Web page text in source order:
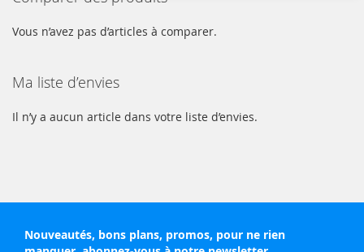
la
page
Vous n’avez pas d’articles à comparer.
Ma liste d’envies
Il n’y a aucun article dans votre liste d’envies.
Nouveautés, bons plans, promos, pour ne rien